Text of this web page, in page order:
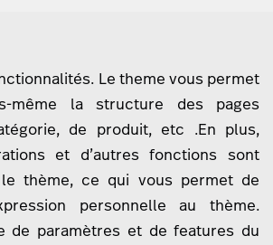
Le theme vous permet
même la structure des pages
de produit, etc .En plus,
et d’autres fonctions sont
thème, ce qui vous permet de
personnelle au thème.
de paramètres et de features du